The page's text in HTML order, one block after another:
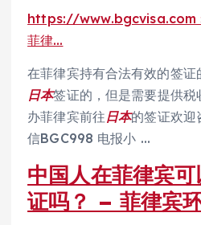
https://www.bgcvisa.com ›
菲律…
在菲律宾持有合法有效的签
日本签证的，但是需要提供
办菲律宾前往日本的签证欢迎
信BGC998 电报小 …
中国人在菲律宾
证吗？ – 菲律宾